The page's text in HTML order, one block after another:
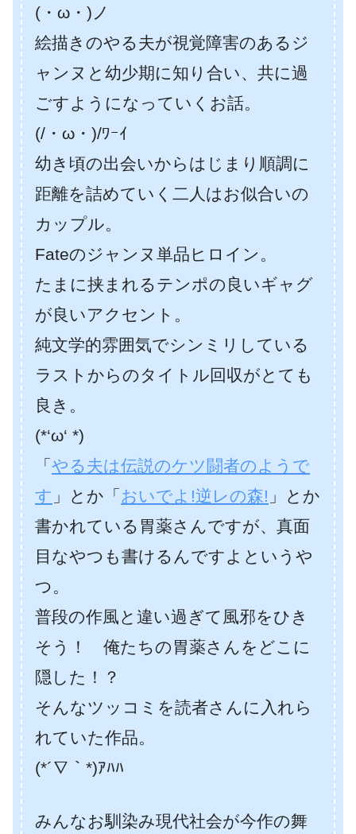
(・ω・)ノ
絵描きのやる夫が視覚障害のあるジ
ャンヌと幼少期に知り合い、共に過
ごすようになっていくお話。
(/・ω・)/ﾜｰｲ
幼き頃の出会いからはじまり順調に
距離を詰めていく二人はお似合いの
カップル。
Fateのジャンヌ単品ヒロイン。
たまに挟まれるテンポの良いギャグ
が良いアクセント。
純文学的雰囲気でシンミリしている
ラストからのタイトル回収がとても
良き。
(*‘ω‘ *)
「 やる夫は伝説のケツ闘者のようで
す 」とか「 おいでよ!逆レの森! 」とか
書かれている胃薬さんですが、真面
目なやつも書けるんですよというや
つ。
普段の作風と違い過ぎて風邪をひき
そう！ 俺たちの胃薬さんをどこに
隠した！？
そんなツッコミを読者さんに入れら
れていた作品。
(*´∇｀*)ｱﾊﾊ
みんなお馴染み現代社会が今作の舞